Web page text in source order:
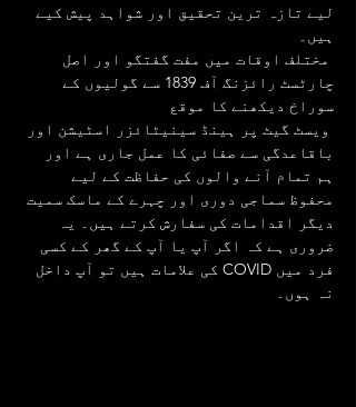
لیے تازہ ترین تحقیق اور شواہد پیش کیے
ہیں۔
مختلف اوقات میں مفت گفتگو اور اصل
چارٹسٹ رائزنگ آف 1839 سے گولیوں کے
سوراخ دیکھنے کا موقع
ویسٹ گیٹ پر ہینڈ سینیٹائزر اسٹیشن اور
باقاعدگی سے صفائی کا عمل جاری ہے اور
ہم تمام آنے والوں کی حفاظت کے لیے
محفوظ سماجی دوری اور چہرے کے ماسک سمیت
دیگر اقدامات کی سفارش کرتے ہیں۔ یہ
ضروری ہے کہ اگر آپ یا آپ کے گھر کے کسی
فرد میں COVID کی علامات ہیں تو آپ داخل
نہ ہوں۔